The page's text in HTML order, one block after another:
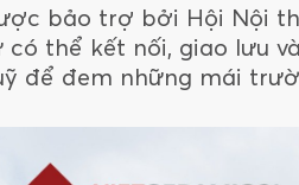
bảo trợ bởi Hội Nội
có thể kết nối, giao lưu
để đem những mái